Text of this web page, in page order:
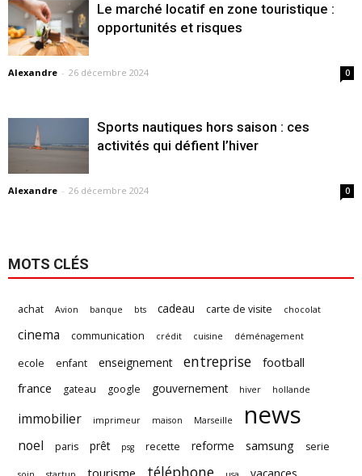
Le marché locatif en zone touristique :
opportunités et risques
Alexandre - 26 décembre 2024 0
Sports nautiques hors saison : ces
activités qui défient l’hiver
Alexandre - 26 décembre 2024 0
MOTS CLÉS
achat Avion banque bts cadeau carte de visite chocolat
cinema communication crédit cuisine déménagement
ecole enfant enseignement entreprise
football
france
gateau google gouvernement hiver hollande
immobilier imprimeur maison Marseille news
noel paris prêt psg recette reforme samsung serie
tourisme téléphone